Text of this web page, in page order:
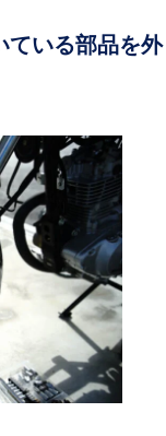
ている部品を外